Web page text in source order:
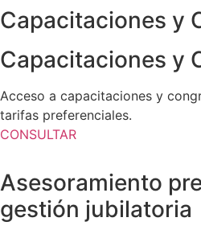
Capacitaciones y
Capacitaciones y
Acceso a capacitaciones y
tarifas preferenciales.
CONSULTAR
Asesoramiento
gestión jubilatoria